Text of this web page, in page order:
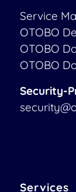
Service
OTOBO
OTOBO
OTOBO
Security-
Services